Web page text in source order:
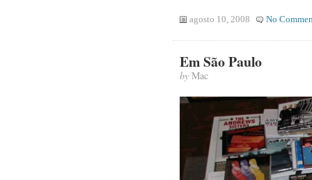
agosto 10, 2008 No
Em São Paulo
byMac